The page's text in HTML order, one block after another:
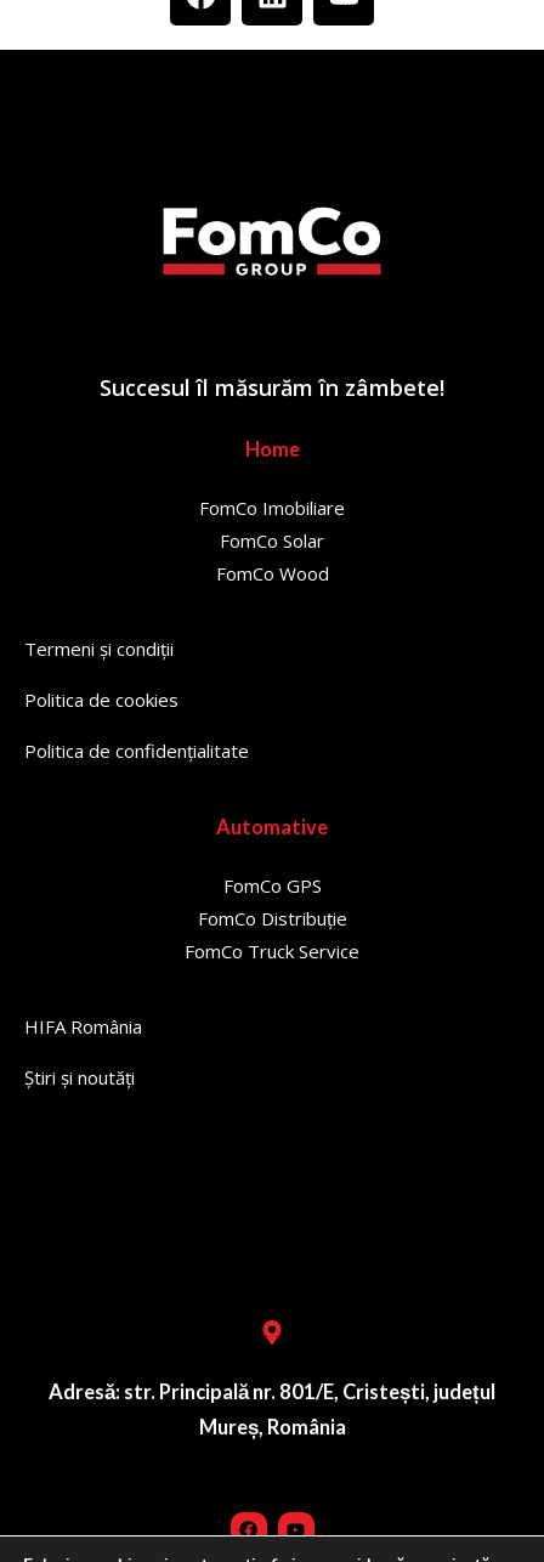
Succesul îl măsurăm în zâmbete!
Home
FomCo Imobiliare
FomCo Solar
FomCo Wood
Termeni și condiții
Politica de cookies
Politica de confidențialitate
Automative
FomCo GPS
FomCo Distribuție
FomCo Truck Service
HIFA România
Știri și noutăți
Adresă: str. Principală nr. 801/E, Cristești, județul
Mureș, România